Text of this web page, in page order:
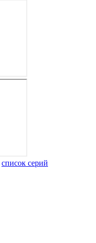
список серий